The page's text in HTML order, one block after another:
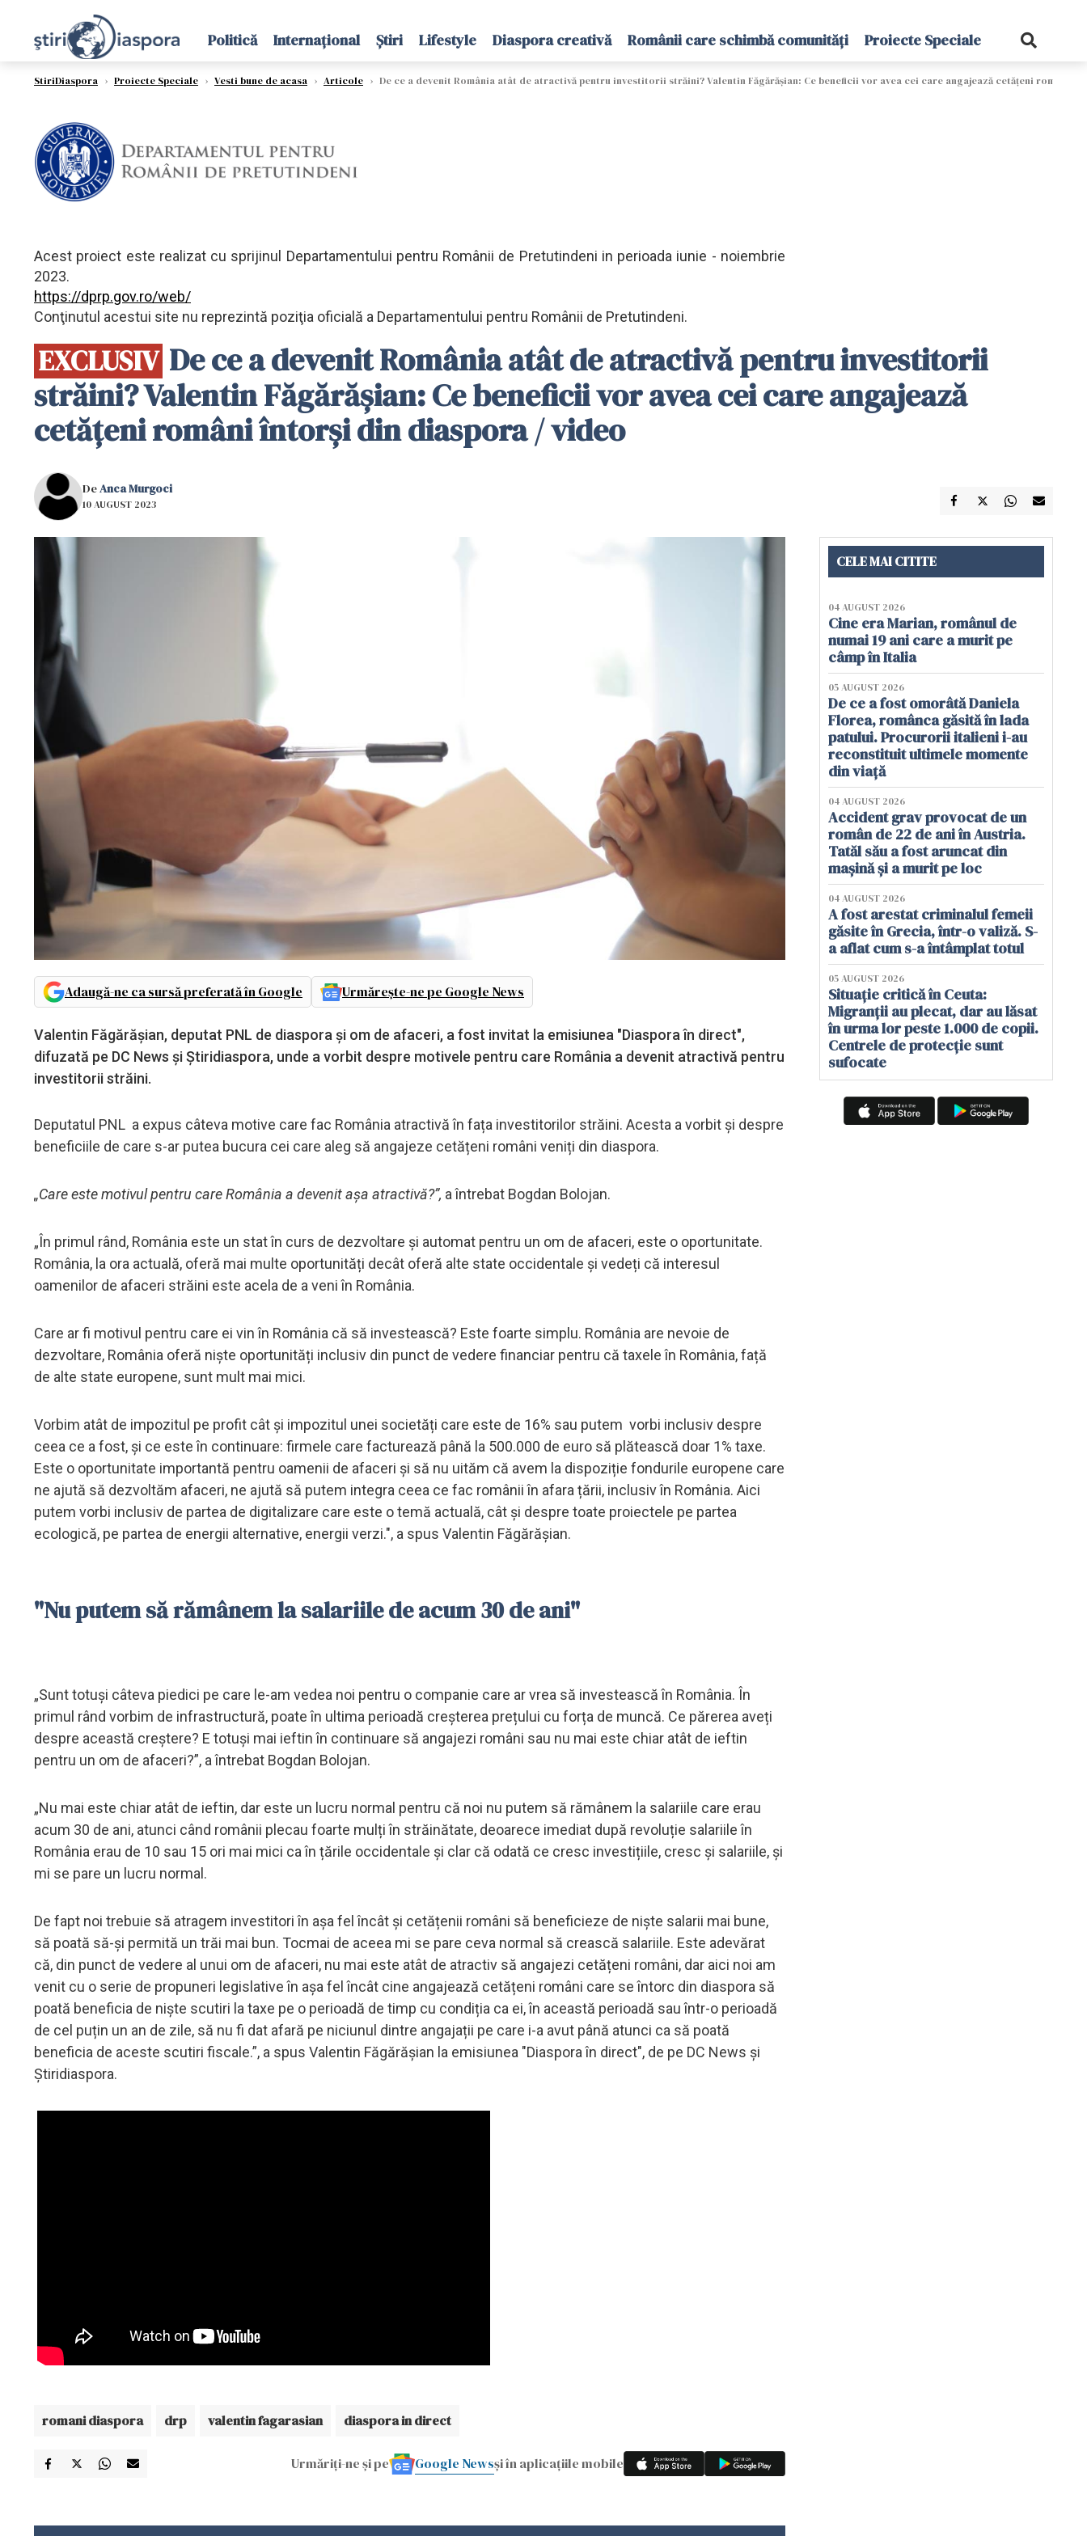
Politică Internațional Știri Lifestyle Diaspora creativă Românii care schimbă comunități Proiecte Speciale
StiriDiaspora › Proiecte Speciale › Vesti bune de acasa › Articole › De ce a devenit România atât de atractivă pentru investitorii străini? Valentin Făgărășian: Ce beneficii vor avea cei care angajează cetățeni români
Acest proiect este realizat cu sprijinul Departamentului pentru Românii de Pretutindeni in perioada iunie - noiembrie
2023.
https://dprp.gov.ro/web/
Conţinutul acestui site nu reprezintă poziţia oficială a Departamentului pentru Românii de Pretutindeni.
EXCLUSIV De ce a devenit România atât de atractivă pentru investitorii
străini? Valentin Făgărășian: Ce beneficii vor avea cei care angajează
cetățeni români întorși din diaspora / video
DeAnca Murgoci
10 AUGUST 2023
Adaugă-ne ca sursă preferată în Google Urmărește-ne pe Google News
Valentin Făgărășian, deputat PNL de diaspora și om de afaceri, a fost invitat la emisiunea "Diaspora în direct",
difuzată pe DC News și Știridiaspora, unde a vorbit despre motivele pentru care România a devenit atractivă pentru
investitorii străini.
Deputatul PNL a expus câteva motive care fac România atractivă în fața investitorilor străini. Acesta a vorbit și despre
beneficiile de care s-ar putea bucura cei care aleg să angajeze cetățeni români veniți din diaspora.
„Care este motivul pentru care România a devenit așa atractivă?”, a întrebat Bogdan Bolojan.
„În primul rând, România este un stat în curs de dezvoltare și automat pentru un om de afaceri, este o oportunitate.
România, la ora actuală, oferă mai multe oportunități decât oferă alte state occidentale și vedeți că interesul
oamenilor de afaceri străini este acela de a veni în România.
Care ar fi motivul pentru care ei vin în România că să investească? Este foarte simplu. România are nevoie de
dezvoltare, România oferă niște oportunități inclusiv din punct de vedere financiar pentru că taxele în România, față
de alte state europene, sunt mult mai mici.
Vorbim atât de impozitul pe profit cât și impozitul unei societăți care este de 16% sau putem vorbi inclusiv despre
ceea ce a fost, și ce este în continuare: firmele care facturează până la 500.000 de euro să plătească doar 1% taxe.
Este o oportunitate importantă pentru oamenii de afaceri și să nu uităm că avem la dispoziție fondurile europene care
ne ajută să dezvoltăm afaceri, ne ajută să putem integra ceea ce fac românii în afara țării, inclusiv în România. Aici
putem vorbi inclusiv de partea de digitalizare care este o temă actuală, cât și despre toate proiectele pe partea
ecologică, pe partea de energii alternative, energii verzi.", a spus Valentin Făgărășian.
"Nu putem să rămânem la salariile de acum 30 de ani"
„Sunt totuși câteva piedici pe care le-am vedea noi pentru o companie care ar vrea să investească în România. În
primul rând vorbim de infrastructură, poate în ultima perioadă creșterea prețului cu forța de muncă. Ce părerea aveți
despre această creștere? E totuși mai ieftin în continuare să angajezi români sau nu mai este chiar atât de ieftin
pentru un om de afaceri?”, a întrebat Bogdan Bolojan.
„Nu mai este chiar atât de ieftin, dar este un lucru normal pentru că noi nu putem să rămânem la salariile care erau
acum 30 de ani, atunci când românii plecau foarte mulți în străinătate, deoarece imediat după revoluție salariile în
România erau de 10 sau 15 ori mai mici ca în țările occidentale și clar că odată ce cresc investițiile, cresc și salariile, și
mi se pare un lucru normal.
De fapt noi trebuie să atragem investitori în așa fel încât și cetățenii români să beneficieze de niște salarii mai bune,
să poată să-și permită un trăi mai bun. Tocmai de aceea mi se pare ceva normal să crească salariile. Este adevărat
că, din punct de vedere al unui om de afaceri, nu mai este atât de atractiv să angajezi cetățeni români, dar aici noi am
venit cu o serie de propuneri legislative în așa fel încât cine angajează cetățeni români care se întorc din diaspora să
poată beneficia de niște scutiri la taxe pe o perioadă de timp cu condiția ca ei, în această perioadă sau într-o perioadă
de cel puțin un an de zile, să nu fi dat afară pe niciunul dintre angajații pe care i-a avut până atunci ca să poată
beneficia de aceste scutiri fiscale.”, a spus Valentin Făgărășian la emisiunea "Diaspora în direct", de pe DC News și
Știridiaspora.
romani diaspora drp valentin fagarasian diaspora in direct
Urmăriți-ne și pe Google Newsși în aplicațiile mobile
CELE MAI CITITE
04 AUGUST 2026
Cine era Marian, românul de
numai 19 ani care a murit pe
câmp în Italia
05 AUGUST 2026
De ce a fost omorâtă Daniela
Florea, românca găsită în lada
patului. Procurorii italieni i-au
reconstituit ultimele momente
din viață
04 AUGUST 2026
Accident grav provocat de un
român de 22 de ani în Austria.
Tatăl său a fost aruncat din
mașină și a murit pe loc
04 AUGUST 2026
A fost arestat criminalul femeii
găsite în Grecia, într-o valiză. S-
a aflat cum s-a întâmplat totul
05 AUGUST 2026
Situație critică în Ceuta:
Migranții au plecat, dar au lăsat
în urma lor peste 1.000 de copii.
Centrele de protecție sunt
sufocate